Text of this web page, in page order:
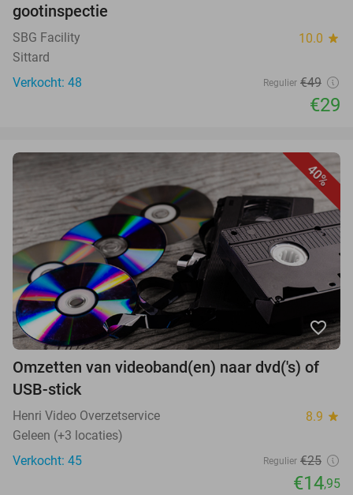
gootinspectie
SBG Facility 10.0 star
Sittard
Verkocht: 48
Regulier €49
€29
40%
favorite_border
Omzetten van videoband(en) naar dvd('s) of
USB-stick
Henri Video Overzetservice 8.9 star
Geleen (+3 locaties)
Verkocht: 45
Regulier €25
€14,95